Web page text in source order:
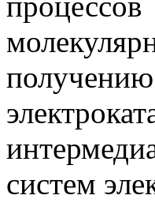
систем